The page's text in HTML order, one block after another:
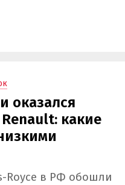
оказался
какие
Royce в РФ обошли